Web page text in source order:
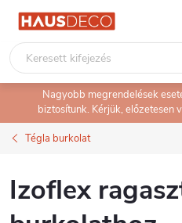
Ugrás
tartalomhoz
Nagyobb megrendelések
biztosítunk. Kérjük, előzetesen
Tégla burkolat
Izoflex